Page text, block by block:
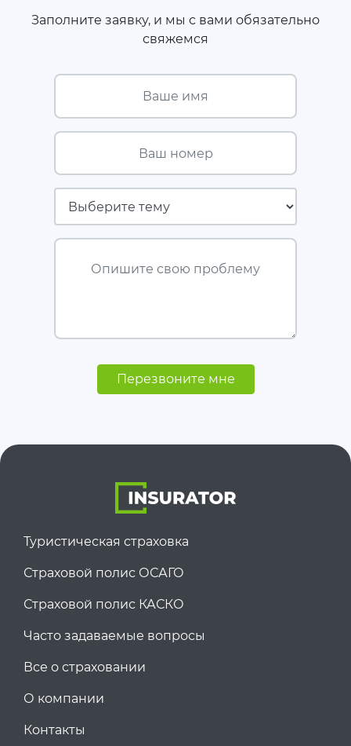
Заполните заявку, и мы с вами обязательно
свяжемся
Ваше имя
Ваш номер
Опишите свою проблему
Перезвоните мне
Туристическая страховка
Страховой полис ОСАГО
Страховой полис КАСКО
Часто задаваемые вопросы
Все о страховании
О компании
Контакты